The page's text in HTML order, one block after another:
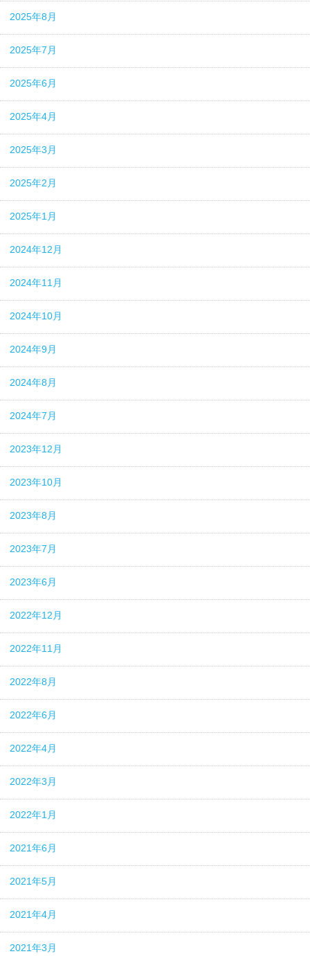
2025年8月
2025年7月
2025年6月
2025年4月
2025年3月
2025年2月
2025年1月
2024年12月
2024年11月
2024年10月
2024年9月
2024年8月
2024年7月
2023年12月
2023年10月
2023年8月
2023年7月
2023年6月
2022年12月
2022年11月
2022年8月
2022年6月
2022年4月
2022年3月
2022年1月
2021年6月
2021年5月
2021年4月
2021年3月